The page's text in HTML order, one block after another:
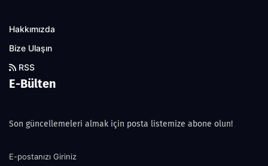
Hakkımızda
Bize Ulaşın
RSS
E-Bülten
Son güncellemeleri almak için posta listemize abone olun!